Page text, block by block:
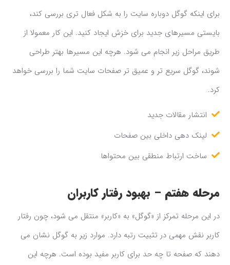
برای اینکه گوگل دوباره سایت را به شکل فعال تری بررسی کند،
بایستی مسیرهای جدید برای خزش ایجاد کنید. این کار معمولا از
طریق مراحل زیر انجام می شود. هرچه این مسیرها بهتر طراحی
شوند، گوگل سریع تر و عمیق تر صفحات سایت شما را بررسی خواهد
کرد.
انتشار مقالات جدید
لینک دهی داخلی بین صفحات
ساخت ارتباط منطقی بین محتواها
مرحله هفتم – بهبود رفتار کاربران
در این مرحله تمرکز از «گوگل» به «کاربر» منتقل می شود، چون رفتار
کاربر نقش مهمی در تثبیت رتبه دارد. موارد زیر به گوگل نشان می
دهند که صفحه تا چه حد برای کاربر مفید بوده است. هرچه این